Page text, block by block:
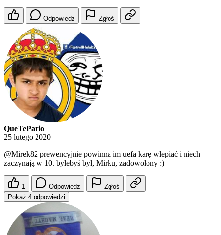
Odpowiedz Zgłoś
QueTePario
25 lutego 2020
@Mirek82 prewencyjnie powinna im uefa karę wlepiać i niech
zaczynają w 10. bylebyś był, Mirku, zadowolony :)
1 Odpowiedz
Zgłoś
Pokaż 4 odpowiedzi